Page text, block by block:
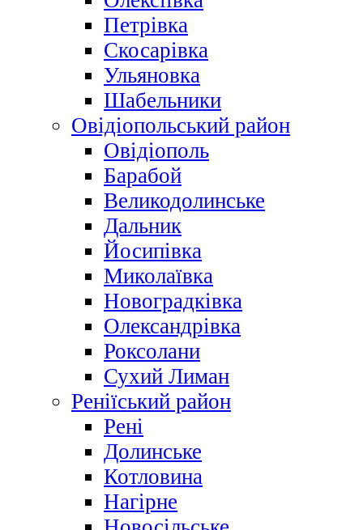
Петрівка
Скосарівка
Ульяновка
Шабельники
Овідіопольський район
Овідіополь
Барабой
Великодолинське
Дальник
Йосипівка
Миколаївка
Новоградківка
Олександрівка
Роксолани
Сухий Лиман
Реніїський район
Рені
Долинське
Котловина
Нагірне